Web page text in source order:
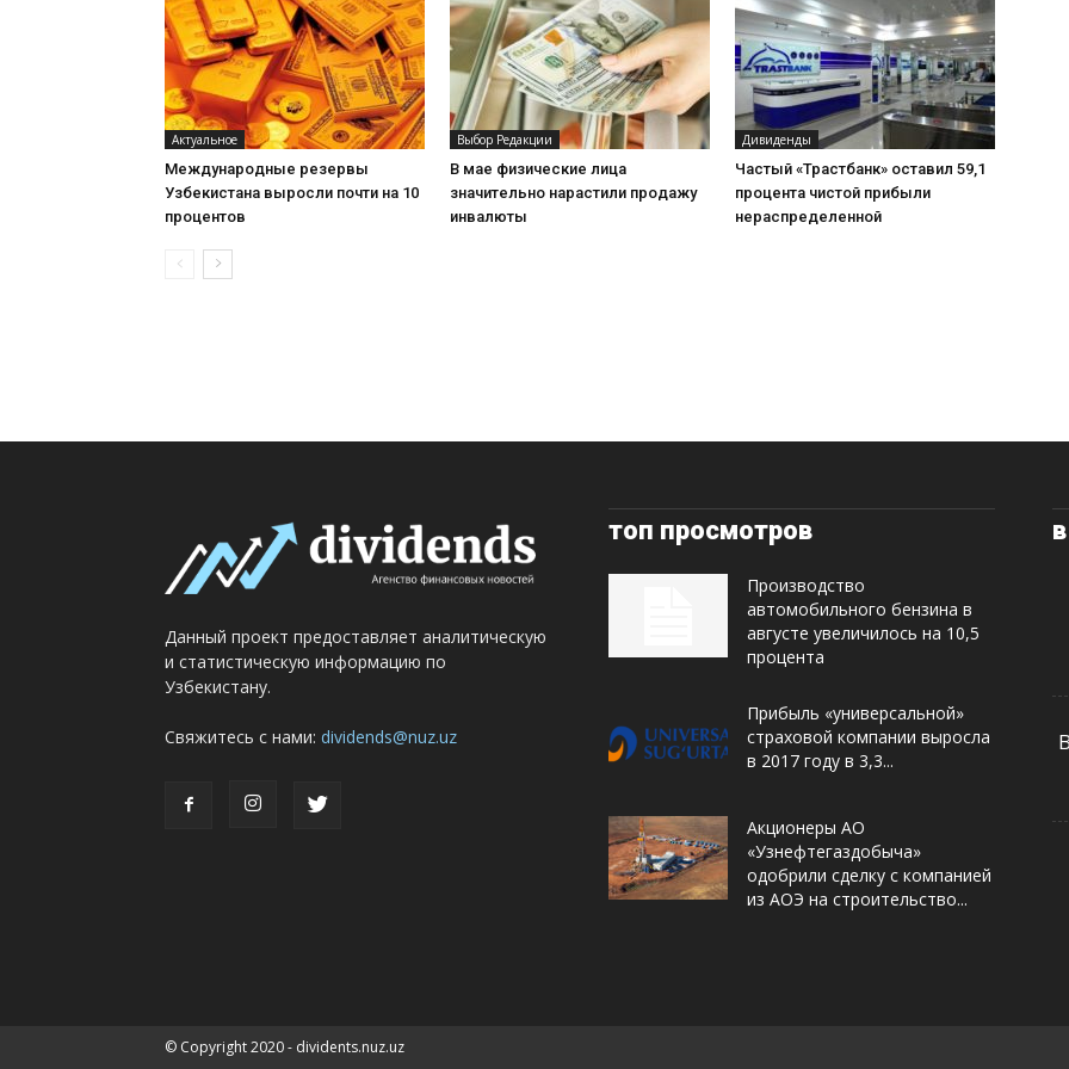
Актуальное
Международные резервы
Узбекистана выросли почти на 10
процентов
Выбор Редакции
В мае физические лица
значительно нарастили продажу
инвалюты
Дивиденды
Частый «Трастбанк» оставил 59,1
процента чистой прибыли
нераспределенной
Данный проект предоставляет аналитическую
и статистическую информацию по
Узбекистану.
Свяжитесь с нами: dividends@nuz.uz
топ просмотров
Производство
автомобильного бензина в
августе увеличилось на 10,5
процента
Прибыль «универсальной»
страховой компании выросла
в 2017 году в 3,3...
Акционеры АО
«Узнефтегаздобыча»
одобрили сделку с компанией
из АОЭ на строительство...
© Copyright 2020 - dividents.nuz.uz